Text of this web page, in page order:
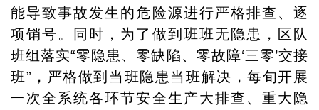
能导致事故发生的危险源进行严格排查、逐
项销号。同时，为了做到班班无隐患，区队
班组落实“零隐患、零缺陷、零故障‘三零’交接
班”，严格做到当班隐患当班解决，每旬开展
一次全系统各环节安全生产大排查、重大隐